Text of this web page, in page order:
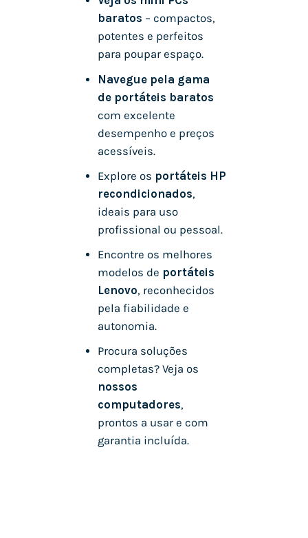
baratos – compactos,
potentes e perfeitos
para poupar espaço.
Navegue pela gama
de portáteis baratos
com excelente
desempenho e preços
acessíveis.
Explore os portáteis HP
recondicionados,
ideais para uso
profissional ou pessoal.
Encontre os melhores
modelos de portáteis
Lenovo, reconhecidos
pela fiabilidade e
autonomia.
Procura soluções
completas? Veja os
nossos
computadores,
prontos a usar e com
garantia incluída.